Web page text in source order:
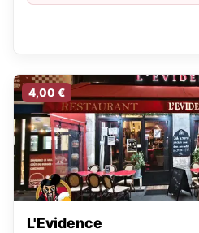
4,00 €
L'Evidence